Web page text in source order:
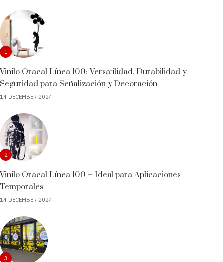
1
Vinilo Oracal Línea 100: Versatilidad, Durabilidad y
Seguridad para Señalización y Decoración
14 DECEMBER 2024
2
Vinilo Oracal Línea 100 – Ideal para Aplicaciones
Temporales
14 DECEMBER 2024
3